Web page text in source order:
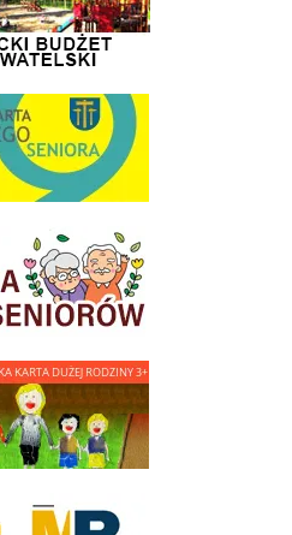
Karta Aktywnego Seniora
Rady Seniorow - Wieliczka
Karta Dużej Rodziny